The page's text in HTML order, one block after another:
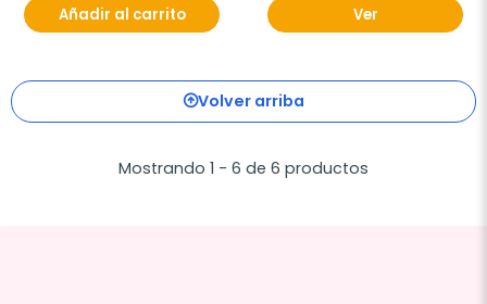
Añadir al carrito Ver
Volver arriba
Mostrando 1 - 6 de 6 productos